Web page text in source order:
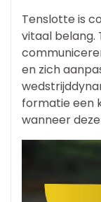
Tenslotte is
vitaal belang.
en zich
formatie een
wanneer